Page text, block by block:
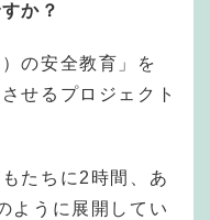
か？
の安全教育」を
せるプロジェクト
たちに2時間、あ
ように展開してい